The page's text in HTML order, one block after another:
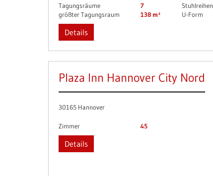
Tagungsräume
7
größter Tagungsraum
138 m²
Stuhlreihen
U-Form
Details
Plaza Inn Hannover City Nord
30165 Hannover
Zimmer 45
Details